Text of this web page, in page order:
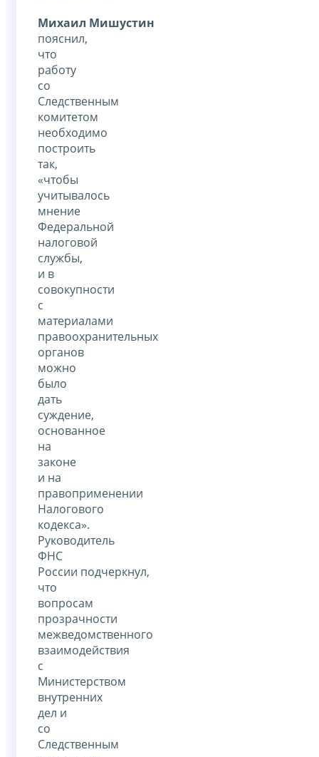
Михаил Мишустин
пояснил,
что
работу
со
Следственным
комитетом
необходимо
построить
так,
«чтобы
учитывалось
мнение
Федеральной
налоговой
службы,
и в
совокупности
с
материалами
правоохранительных
органов
можно
было
дать
суждение,
основанное
на
законе
и на
правоприменении
Налогового
кодекса».
Руководитель
ФНС
России подчеркнул,
что
вопросам
прозрачности
межведомственного
взаимодействия
с
Министерством
внутренних
дел и
со
Следственным